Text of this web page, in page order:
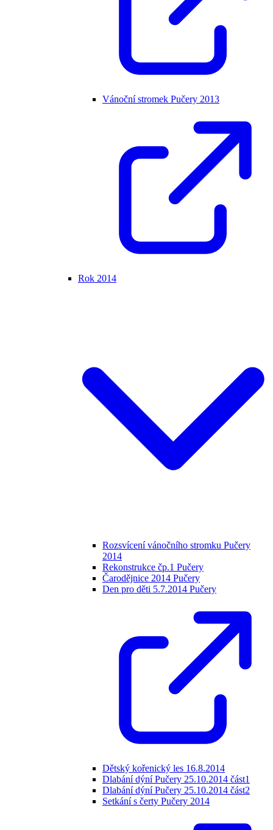
Vánoční stromek Pučery 2013
Rok 2014
Rozsvícení vánočního stromku Pučery
2014
Rekonstrukce čp.1 Pučery
Čarodějnice 2014 Pučery
Den pro děti 5.7.2014 Pučery
Dětský kořenický les 16.8.2014
Dlabání dýní Pučery 25.10.2014 část1
Dlabání dýní Pučery 25.10.2014 část2
Setkání s čerty Pučery 2014